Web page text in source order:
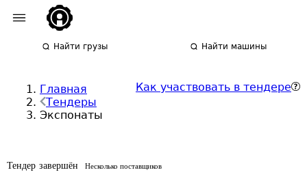
Найти грузы Найти машины
Главная
Тендеры
Экспонаты
Как участвовать в тендере
Тендер завершён Несколько поставщиков